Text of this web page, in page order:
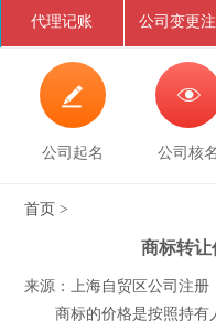
代理记账 公司变更

公司起名

公司核名
首页 >
商标转让
来源：上海自贸区公司注册
商标的价格是按照持有